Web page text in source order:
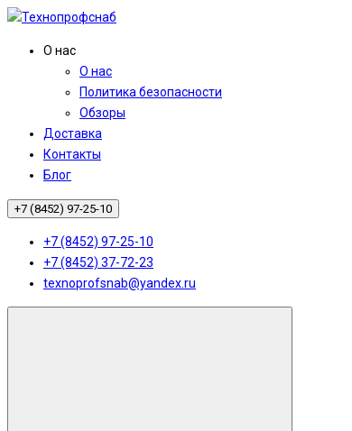
О нас
О нас
Политика безопасности
Обзоры
Доставка
Контакты
Блог
+7 (8452) 97-25-10
+7 (8452) 97-25-10
+7 (8452) 37-72-23
texnoprofsnab@yandex.ru